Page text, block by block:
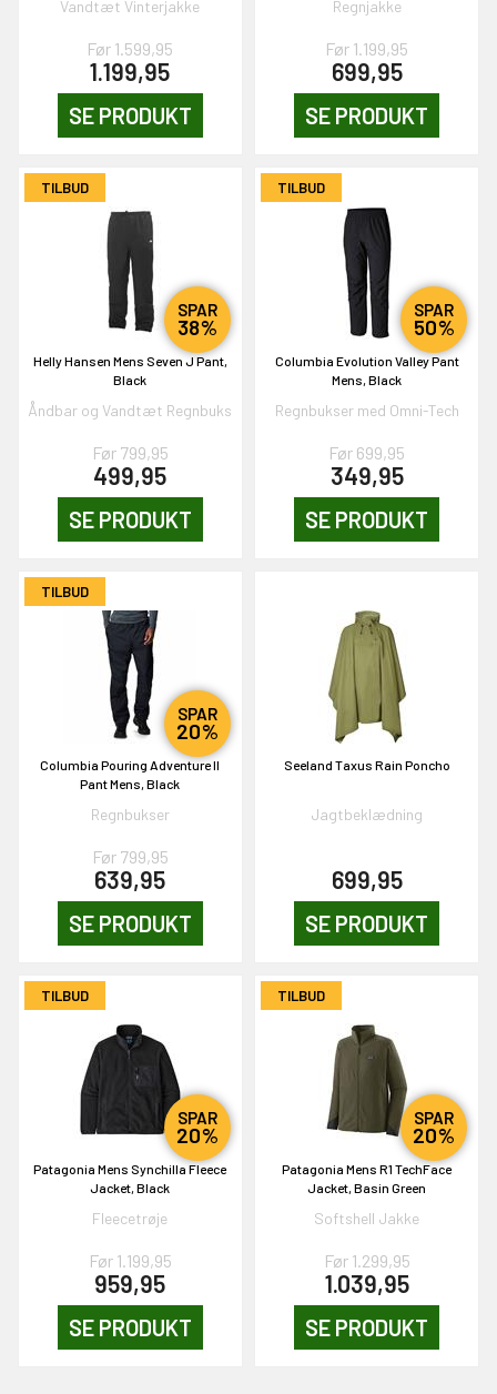
Vandtæt Vinterjakke
Før 1.599,95
1.199,95
SE PRODUKT
Regnjakke
Før 1.199,95
699,95
SE PRODUKT
TILBUD
SPAR
38%
Helly Hansen Mens Seven J Pant,
Black
Åndbar og Vandtæt Regnbuks
Før 799,95
499,95
SE PRODUKT
TILBUD
SPAR
50%
Columbia Evolution Valley Pant
Mens, Black
Regnbukser med Omni-Tech
Før 699,95
349,95
SE PRODUKT
TILBUD
SPAR
20%
Columbia Pouring Adventure II
Pant Mens, Black
Regnbukser
Før 799,95
639,95
SE PRODUKT
Seeland Taxus Rain Poncho
Jagtbeklædning
699,95
SE PRODUKT
TILBUD
SPAR
20%
Patagonia Mens Synchilla Fleece
Jacket, Black
Fleecetrøje
Før 1.199,95
959,95
SE PRODUKT
TILBUD
SPAR
20%
Patagonia Mens R1 TechFace
Jacket, Basin Green
Softshell Jakke
Før 1.299,95
1.039,95
SE PRODUKT
PÅ
om et gavekort på
om måneden
DELTAG!
NEJ TAK!